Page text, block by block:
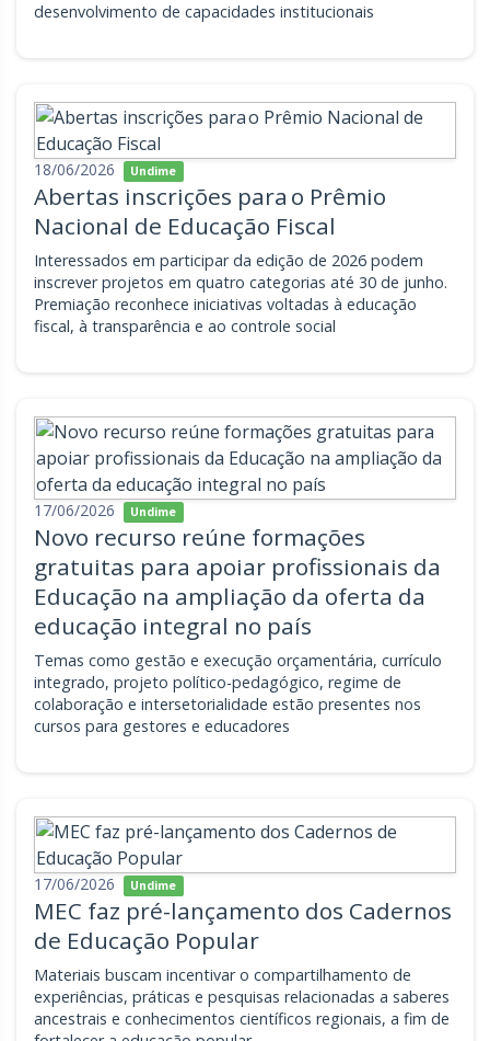
desenvolvimento de capacidades institucionais
18/06/2026 Undime
Abertas inscrições para o Prêmio
Nacional de Educação Fiscal
Interessados em participar da edição de 2026 podem
inscrever projetos em quatro categorias até 30 de junho.
Premiação reconhece iniciativas voltadas à educação
fiscal, à transparência e ao controle social
17/06/2026 Undime
Novo recurso reúne formações
gratuitas para apoiar profissionais da
Educação na ampliação da oferta da
educação integral no país
Temas como gestão e execução orçamentária, currículo
integrado, projeto político-pedagógico, regime de
colaboração e intersetorialidade estão presentes nos
cursos para gestores e educadores
17/06/2026 Undime
MEC faz pré-lançamento dos Cadernos
de Educação Popular
Materiais buscam incentivar o compartilhamento de
experiências, práticas e pesquisas relacionadas a saberes
ancestrais e conhecimentos científicos regionais, a fim de